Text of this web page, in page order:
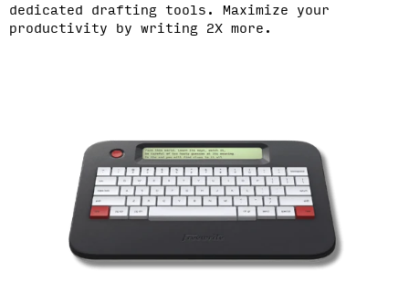
dedicated drafting tools. Maximize your
productivity by writing 2X more.